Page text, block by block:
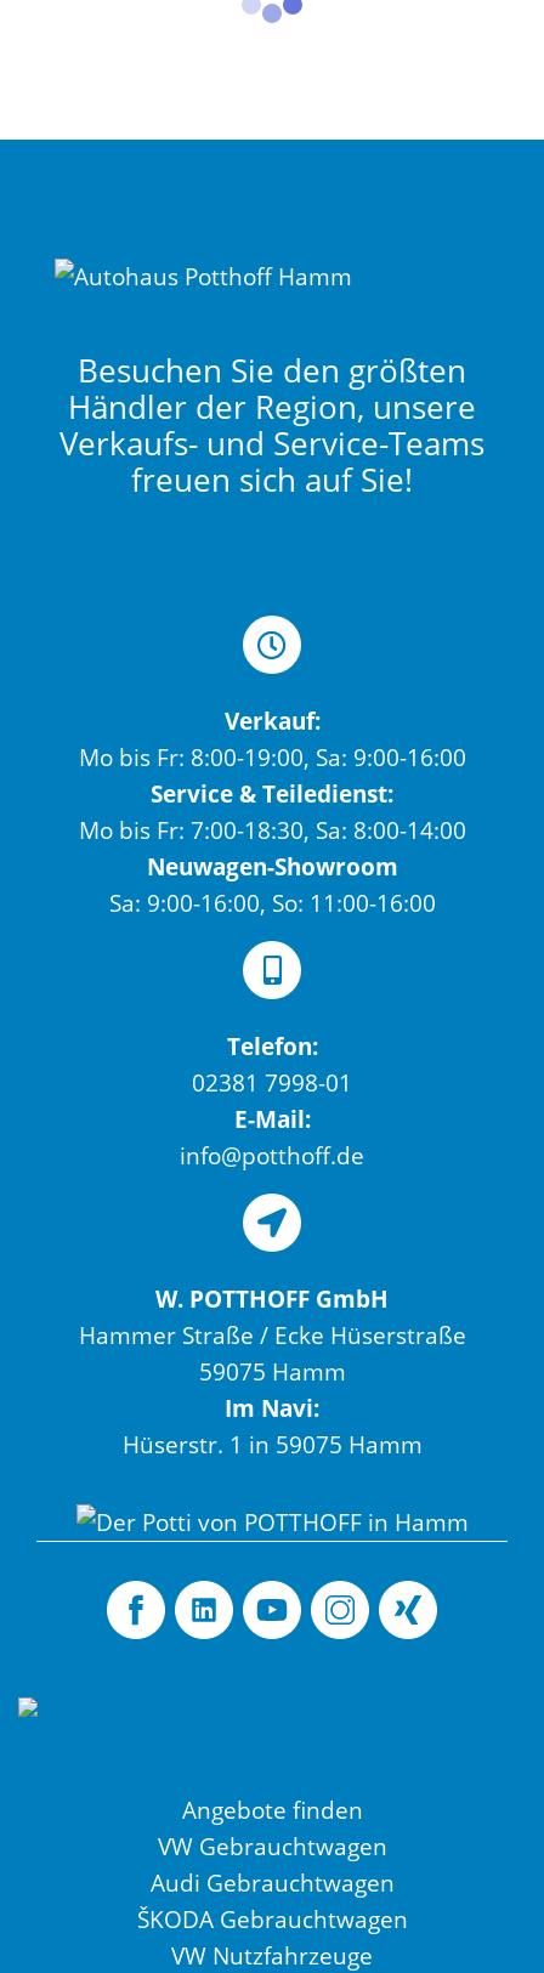
Besuchen Sie den größten
Händler der Region, unsere
Verkaufs- und Service-Teams
freuen sich auf Sie!
Verkauf:
Mo bis Fr: 8:00-19:00, Sa: 9:00-16:00
Service & Teiledienst:
Mo bis Fr: 7:00-18:30, Sa: 8:00-14:00
Neuwagen-Showroom
Sa: 9:00-16:00, So: 11:00-16:00
Telefon:
02381 7998-01
E-Mail:
info@potthoff.de
W. POTTHOFF GmbH
Hammer Straße / Ecke Hüserstraße
59075 Hamm
Im Navi:
Hüserstr. 1 in 59075 Hamm
Angebote finden
VW Gebrauchtwagen
Audi Gebrauchtwagen
ŠKODA Gebrauchtwagen
VW Nutzfahrzeuge